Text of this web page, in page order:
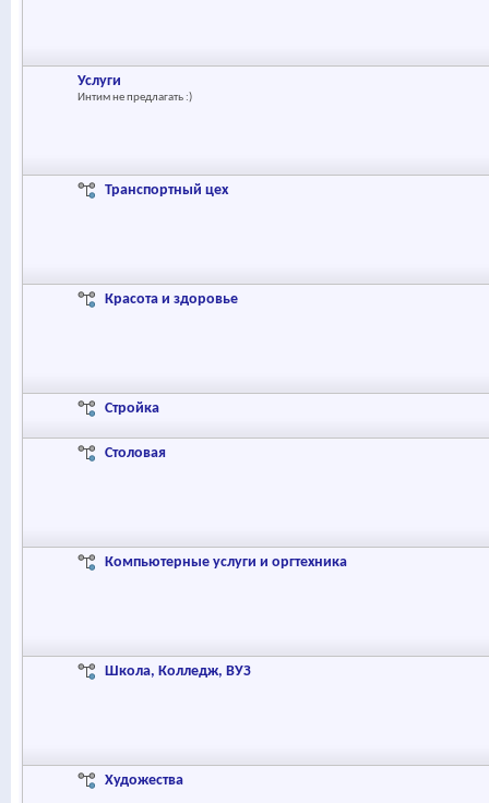
Услуги
Интим не предлагать :)
Транспортный цех
Красота и здоровье
Стройка
Столовая
Компьютерные услуги и оргтехника
Школа, Колледж, ВУЗ
Художества